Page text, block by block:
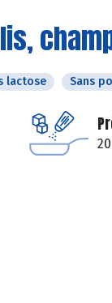
lactose Sans